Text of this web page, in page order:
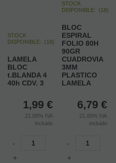
STOCK
DISPONIBLE: (18)
LAMELA
BLOC
t.BLANDA 4
40h CDV. 3
1,99 €
21.00% IVA
incluido
-
+
STOCK
DISPONIBLE: (18)
BLOC
ESPIRAL
FOLIO 80H
90GR
CUADROVIA
3MM
PLASTICO
LAMELA
6,79 €
21.00% IVA
incluido
-
+